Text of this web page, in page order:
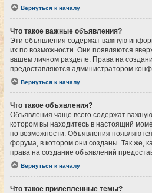
Вернуться к началу
Что такое важные объявления?
Эти объявления содержат важную
их по возможности. Они появляются
вашем личном разделе. Права на
предоставляются администратором
Вернуться к началу
Что такое объявления?
Объявления чаще всего содержат
котором вы находитесь в настоящий
по возможности. Объявления
форума, в котором они созданы. Так же,
права на создание объявлений
Вернуться к началу
Что такое прилепленные темы?